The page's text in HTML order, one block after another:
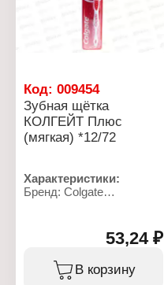
Аллантоин, Карбомер,
Сахарин натрия,
Метилпарабен,
Циннамал, Лимонен, CI
Характеристики:
Производитель: Свобода
Бренд: Пародонтол
Тип товара: Зубная паста
Название: "Тройное
комплексный уход за
полостью рта
Код: 009454
Зубная щётка
КОЛГЕЙТ Плюс
(мягкая) *12/72
Характеристики:
Бренд: Colgate
Жесткость щетины:
Название: "Классика
здоровья"
53,24 ₽
В корзину